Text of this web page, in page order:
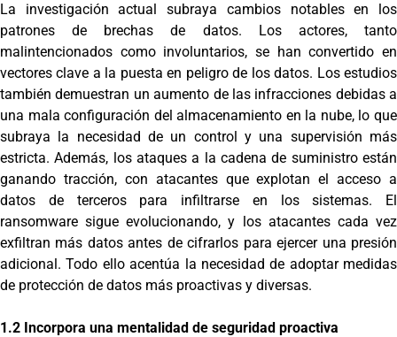
La investigación actual subraya cambios notables en los
patrones de brechas de datos. Los actores, tanto
malintencionados como involuntarios, se han convertido en
vectores clave a la puesta en peligro de los datos. Los estudios
también demuestran un aumento de las infracciones debidas a
una mala configuración del almacenamiento en la nube, lo que
subraya la necesidad de un control y una supervisión más
estricta. Además, los ataques a la cadena de suministro están
ganando tracción, con atacantes que explotan el acceso a
datos de terceros para infiltrarse en los sistemas. El
ransomware sigue evolucionando, y los atacantes cada vez
exfiltran más datos antes de cifrarlos para ejercer una presión
adicional. Todo ello acentúa la necesidad de adoptar medidas
de protección de datos más proactivas y diversas.
1.2 Incorpora una mentalidad de seguridad proactiva